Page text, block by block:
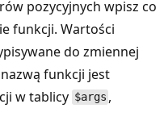
pozycyjnych wpisz co
funkcji. Wartości
do zmiennej
funkcji jest
w tablicy $args ,